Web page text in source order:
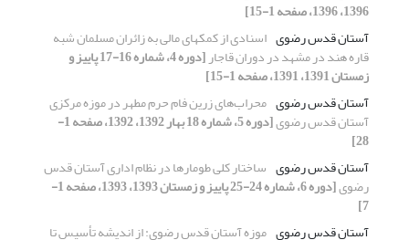
1396، 1396، صفحه 1-15]
آستان قدس رضوی اسنادی از کمکهای مالی به زائران مسلمان شبه
قاره هند در مشهد در دوران قاجار [دوره 4، شماره 16-17 پاییز و
زمستان 1391، 1391، صفحه 1-15]
آستان قدس رضوی محراب‌های زرین‌ فام حرم مطهر در موزه مرکزی
آستان قدس رضوی [دوره 5، شماره 18 بهار 1392، 1392، صفحه 1-
28]
آستان قدس رضوی ساختار کلی طومارها در نظام اداری آستان قدس
رضوی [دوره 6، شماره 24-25 پاییز و زمستان 1393، 1393، صفحه 1-
7]
آستان قدس رضوی موزه آستان قدس رضوی: از اندیشه تأسیس تا